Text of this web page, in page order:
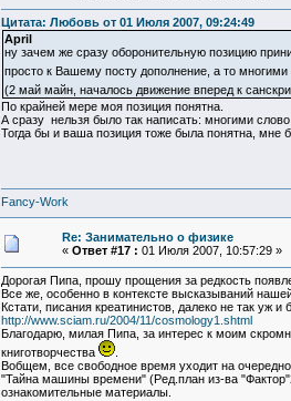
Цитата: Любовь от 01 Июля 2007, 09:24:49
April
ну зачем же сразу оборонительную позицию
просто к Вашему посту дополнение, а то
(2 май майн, началось движение вперед к
По крайней мере моя позиция понятна.
А сразу нельзя было так написать: многими
Тогда бы и ваша позиция тоже была понятна, мне
Fancy-Work
Re: Занимательно о физике
« Ответ #17 : 01 Июля 2007, 10:57:29 »
Дорогая Пипа, прошу прощения за редкость
Все же, особенно в контексте высказываний
Кстати, писания креатинистов, далеко не так уж и
http://www.sciam.ru/2004/11/cosmology1.shtml
Благодарю, милая Пипа, за интерес к моим
книготворчества
.
Вобщем, все свободное время уходит на
"Тайна машины времени" (Ред.план из-ва
ознакомительные материалы.